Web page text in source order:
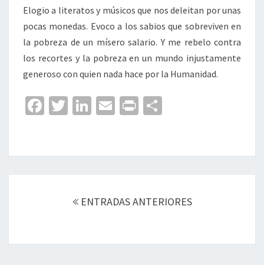
Elogio a literatos y músicos que nos deleitan por unas
pocas monedas. Evoco a los sabios que sobreviven en
la pobreza de un mísero salario. Y me rebelo contra
los recortes y la pobreza en un mundo injustamente
generoso con quien nada hace por la Humanidad.
Fa
o
o
T
er
Li
dI
n
E
l
Pr
p
ar
tir
ENTRADAS ANTERIORES